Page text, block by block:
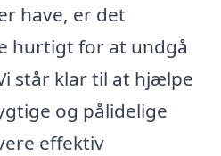
have, er det
hurtigt for at undgå
står klar til at hjælpe
og pålidelige
effektiv